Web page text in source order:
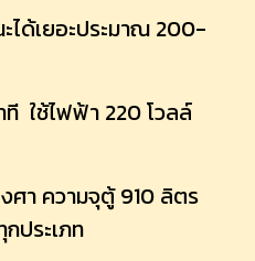
ได้เยอะประมาณ 200-
ใช้ไฟฟ้า 220 โวลล์
า ความจุตู้ 910 ลิตร
ประเภท